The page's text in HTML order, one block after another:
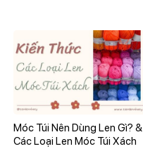
Móc Túi Nên Dùng Len Gì? &
Các Loại Len Móc Túi Xách